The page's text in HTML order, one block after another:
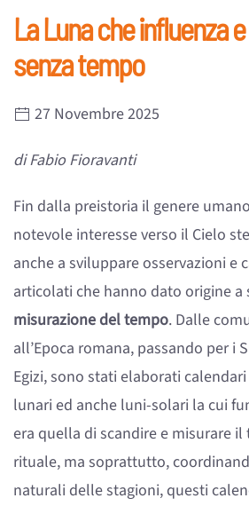
La Luna che influenza
senza tempo
27 Novembre 2025
di Fabio Fioravanti
Fin dalla preistoria il genere
notevole interesse verso il Cielo
anche a sviluppare osservazioni e
articolati che hanno dato origine a
misurazione del tempo. Dalle
all’Epoca romana, passando per i
Egizi, sono stati elaborati
lunari ed anche luni-solari la cui
era quella di scandire e misurare
rituale, ma soprattutto,
naturali delle stagioni, questi